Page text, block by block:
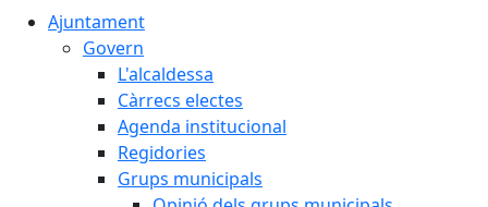
Ajuntament
Govern
L'alcaldessa
Càrrecs electes
Agenda institucional
Regidories
Grups municipals